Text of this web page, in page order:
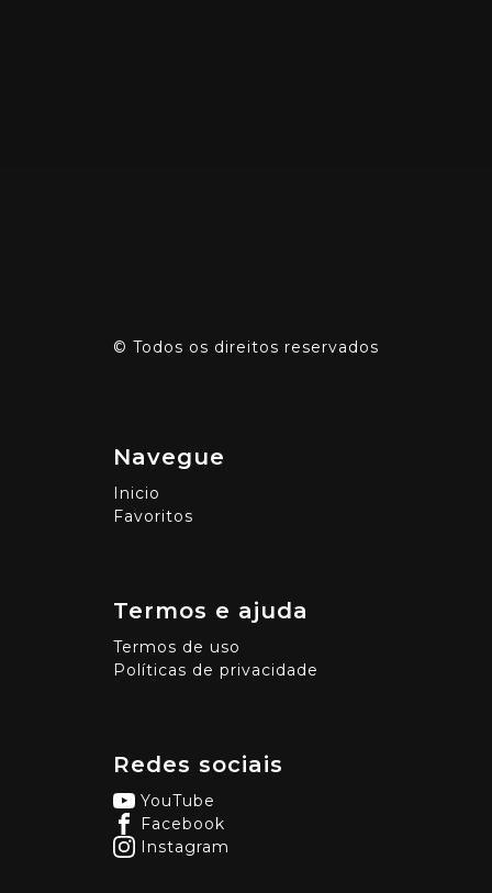
© Todos os direitos reservados
Navegue
Inicio
Favoritos
Termos e ajuda
Termos de uso
Políticas de privacidade
Redes sociais
YouTube
Facebook
Instagram